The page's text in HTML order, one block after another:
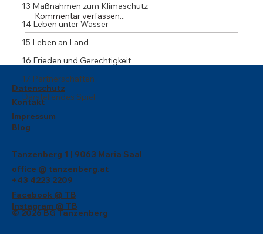
13 Maßnahmen zum Klimaschutz
14 Leben unter Wasser
15 Leben an Land
16 Frieden und Gerechtigkeit
17 Partnerschaften
Darstellendes Spiel
Weil Kinderrechte wichtig sind!
Kommentar verfassen...
Datenschutz
Kontakt
Impressum
Blog
Tanzenberg 1 | 9063 Maria Saal
office @ tanzenberg.at
+43 4223 2209
Facebook @ TB
Instagram @ TB
© 2026 BG Tanzenberg